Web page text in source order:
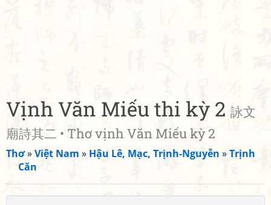
Vịnh Văn Miếu thi kỳ 2 詠文
廟詩其二 • Thơ vịnh Văn Miếu kỳ 2
Thơ»Việt Nam » Hậu Lê, Mạc, Trịnh-Nguyễn »Trịnh
Căn